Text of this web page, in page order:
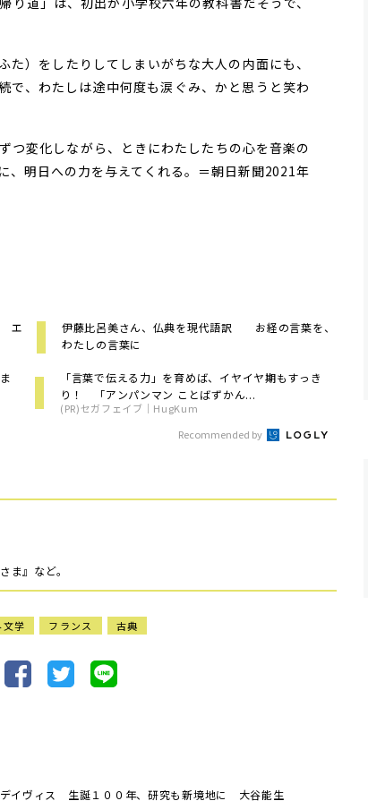
）をしたりしてしまいがちな大人の内面にも、
で、わたしは途中何度も涙ぐみ、かと思うと笑わ
つ変化しながら、ときにわたしたちの心を音楽の
、明日への力を与えてくれる。＝朝日新聞2021年
エ
伊藤比呂美さん、仏典を現代語訳 お経の言葉を、
わたしの言葉に
「言葉で伝える力」を育めば、イヤイヤ期もすっき
り！ 「アンパンマン ことばずかん...
(PR)セガフェイブ｜HugKum
Recommended by
ま』など。
文学 フランス 古典
イヴィス 生誕１００年、研究も新境地に 大谷能生